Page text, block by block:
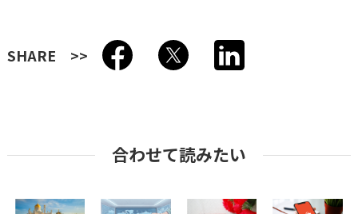
SHARE
合わせて読みたい